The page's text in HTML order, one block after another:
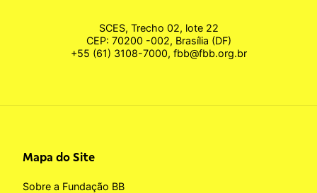
SCES, Trecho 02, lote 22
CEP: 70200 -002, Brasília (DF)
+55 (61) 3108-7000, fbb@fbb.org.br
Mapa do Site
Sobre a Fundação BB